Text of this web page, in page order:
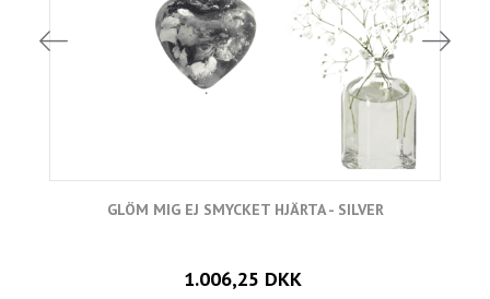
GLÖM MIG EJ SMYCKET HJÄRTA - SILVER
1.006,25 DKK